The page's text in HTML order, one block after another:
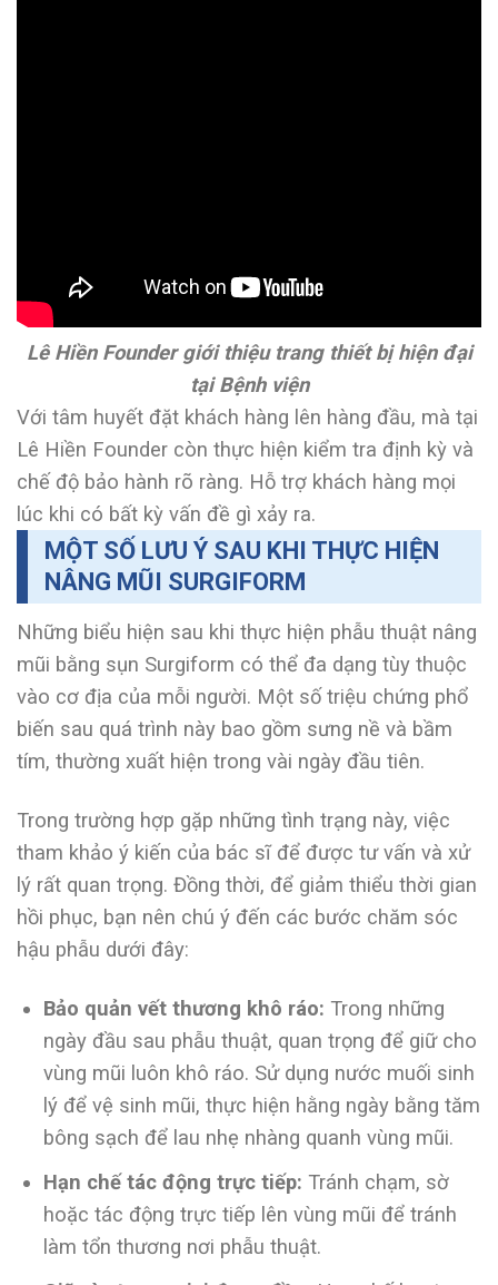
Lê Hiền Founder giới thiệu trang thiết bị hiện đại
tại Bệnh viện
Với tâm huyết đặt khách hàng lên hàng đầu, mà tại
Lê Hiền Founder còn thực hiện kiểm tra định kỳ và
chế độ bảo hành rõ ràng. Hỗ trợ khách hàng mọi
lúc khi có bất kỳ vấn đề gì xảy ra.
MỘT SỐ LƯU Ý SAU KHI THỰC HIỆN
NÂNG MŨI SURGIFORM
Những biểu hiện sau khi thực hiện phẫu thuật nâng
mũi bằng sụn Surgiform có thể đa dạng tùy thuộc
vào cơ địa của mỗi người. Một số triệu chứng phổ
biến sau quá trình này bao gồm sưng nề và bầm
tím, thường xuất hiện trong vài ngày đầu tiên.
Trong trường hợp gặp những tình trạng này, việc
tham khảo ý kiến của bác sĩ để được tư vấn và xử
lý rất quan trọng. Đồng thời, để giảm thiểu thời gian
hồi phục, bạn nên chú ý đến các bước chăm sóc
hậu phẫu dưới đây:
Bảo quản vết thương khô ráo: Trong những
ngày đầu sau phẫu thuật, quan trọng để giữ cho
vùng mũi luôn khô ráo. Sử dụng nước muối sinh
lý để vệ sinh mũi, thực hiện hằng ngày bằng tăm
bông sạch để lau nhẹ nhàng quanh vùng mũi.
Hạn chế tác động trực tiếp: Tránh chạm, sờ
hoặc tác động trực tiếp lên vùng mũi để tránh
làm tổn thương nơi phẫu thuật.